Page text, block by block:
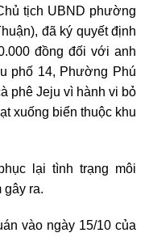
tịch UBND phường
đã ký quyết định
đồng đối với anh
phố 14, Phường Phú
phê Jeju vì hành vi bỏ
xuống biển thuộc khu
lại tình trạng môi
gây ra.
vào ngày 15/10 của